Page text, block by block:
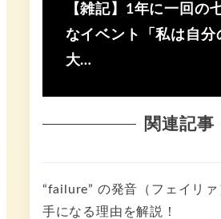
【雑記】1年に一回の
なイベント「私は自分
大…
関連記事
“failure” の発音（フェイリ
手になる理由を解説！